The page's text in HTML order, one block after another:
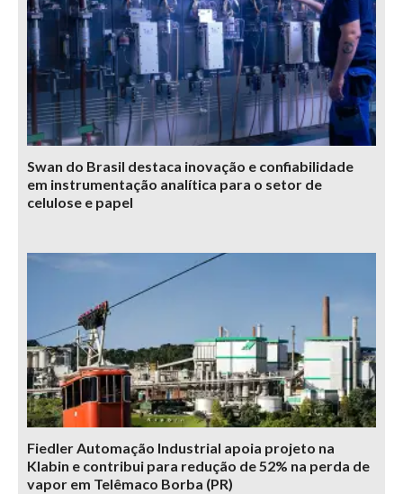
Swan do Brasil destaca inovação e confiabilidade
em instrumentação analítica para o setor de
celulose e papel
Fiedler Automação Industrial apoia projeto na
Klabin e contribui para redução de 52% na perda de
vapor em Telêmaco Borba (PR)